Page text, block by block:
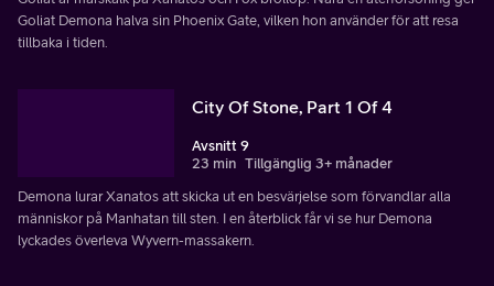
Goliat Demona halva sin Phoenix Gate, vilken hon använder för att resa
tillbaka i tiden.
City Of Stone, Part 1 Of 4
Avsnitt 9
23 min Tillgänglig 3+ månader
Demona lurar Xanatos att skicka ut en besvärjelse som förvandlar alla
människor på Manhatan till sten. I en återblick får vi se hur Demona
lyckades överleva Wyvern-massakern.